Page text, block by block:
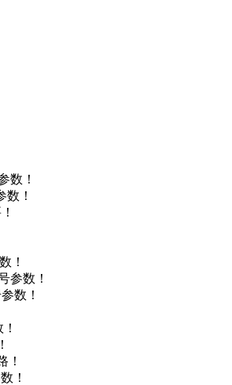
数！
数！
！
参数！
数！
！
！